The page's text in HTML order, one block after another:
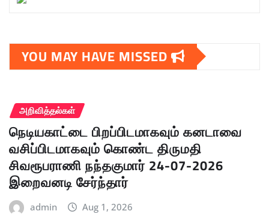
YOU MAY HAVE MISSED
அறிவித்தல்கள்
நெடியகாட்டை பிறப்பிடமாகவும் கனடாவை
வசிப்பிடமாகவும் கொண்ட திருமதி
சிவரூபராணி நந்தகுமார் 24-07-2026
இறைவனடி சேர்ந்தார்
admin Aug 1, 2026